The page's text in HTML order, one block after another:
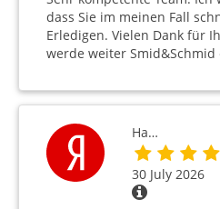
dass Sie im meinen Fall
Erledigen. Vielen Dank für
werde weiter Smid&Schmid
На…
30 July 2026